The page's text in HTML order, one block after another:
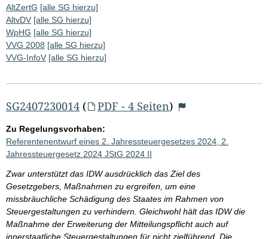
AltZertG [alle SG hierzu]
AltvDV [alle SG hierzu]
WpHG [alle SG hierzu]
VVG 2008 [alle SG hierzu]
VVG-InfoV [alle SG hierzu]
SG2407230014 ( PDF - 4 Seiten)
Zu Regelungsvorhaben:
Referentenentwurf eines 2. Jahressteuergesetzes 2024, 2.
Jahressteuergesetz 2024 JStG 2024 II
Zwar unterstützt das IDW ausdrücklich das Ziel des
Gesetzgebers, Maßnahmen zu ergreifen, um eine
missbräuchliche Schädigung des Staates im Rahmen von
Steuergestaltungen zu verhindern. Gleichwohl hält das IDW die
Maßnahme der Erweiterung der Mitteilungspflicht auch auf
innerstaatliche Steuergestaltungen für nicht zielführend. Die